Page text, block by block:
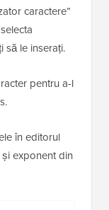
caractere”
să le inserați.
pentru a-l
în editorul
exponent din